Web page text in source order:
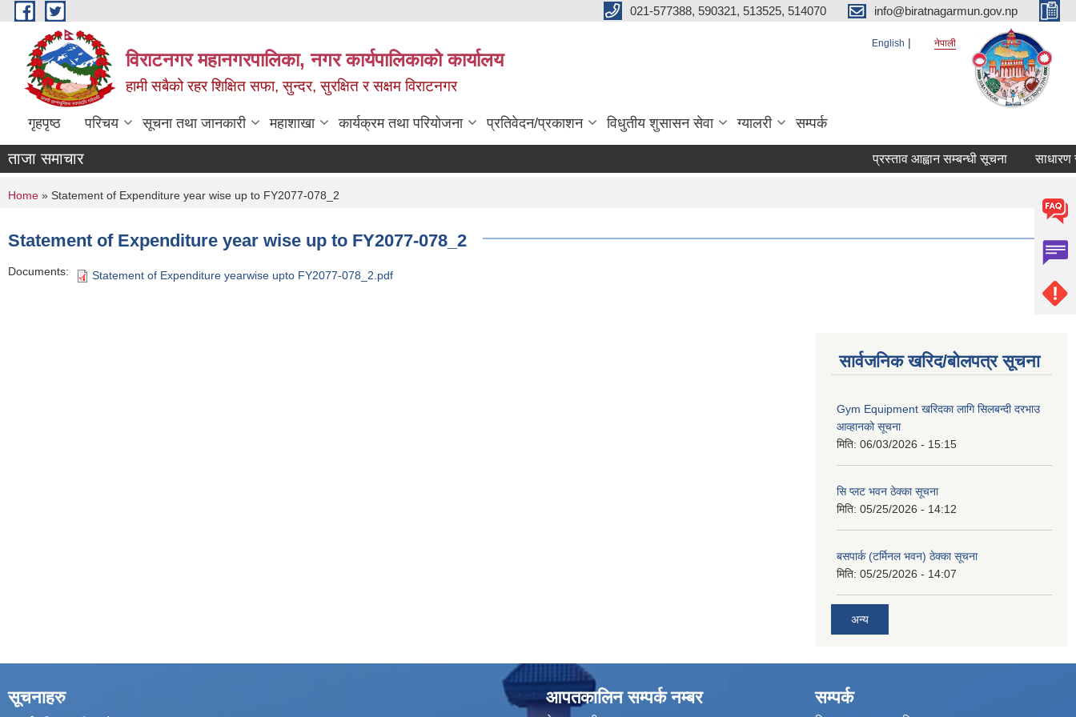
Skip to main content 021-577388, 590321, 513525, 514070 info@biratnagarmun.gov.np
विराटनगर महानगरपालिका, नगर कार्यपालिकाको कार्यालय
हामी सबैको रहर शिक्षित सफा, सुन्दर, सुरक्षित र सक्षम विराटनगर
English नेपाली
गृहपृष्ठ परिचय सूचना तथा जानकारी महाशाखा कार्यक्रम तथा परियोजना प्रतिवेदन/प्रकाशन विधुतीय शुसासन सेवा ग्यालरी सम्पर्क
ताजा समाचार प्रस्ताव आह्वान सम्बन्धी सूचना साधारण
You are here
Home » Statement of Expenditure year wise up to FY2077-078_2
Statement of Expenditure year wise up to FY2077-078_2
Documents: Statement of Expenditure yearwise upto FY2077-078_2.pdf
सार्वजनिक खरिद/बोलपत्र सूचना
Gym Equipment खरिदका लागि सिलबन्दी दरभाउ
आव्हानको सूचना
मिति: 06/03/2026 - 15:15
सि प्लट भवन ठेक्का सूचना
मिति: 05/25/2026 - 14:12
बसपार्क (टर्मिनल भवन) ठेक्का सूचना
मिति: 05/25/2026 - 14:07
अन्य
सूचनाहरु आपतकालिन सम्पर्क नम्बर सम्पर्क